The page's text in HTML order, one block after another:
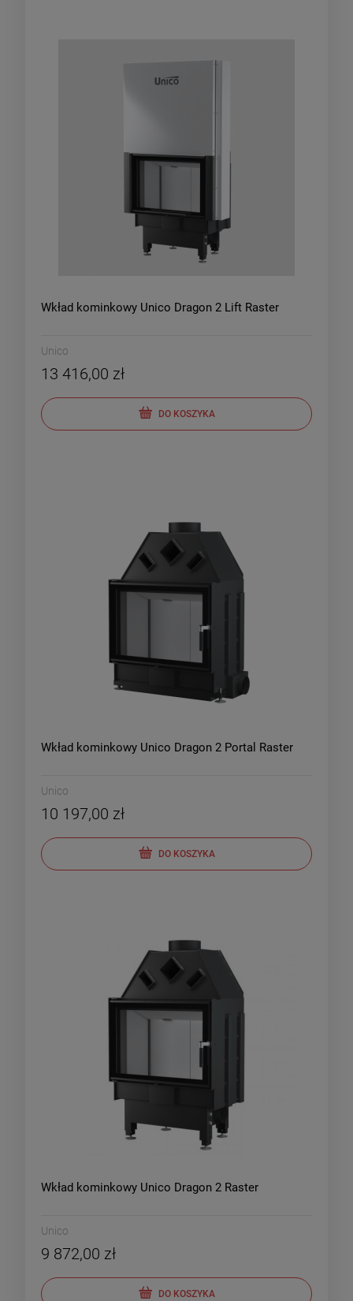
Wkład kominkowy Unico Dragon 2 Lift Raster
Unico
13 416,00 zł
DO KOSZYKA
Wkład kominkowy Unico Dragon 2 Portal Raster
Unico
10 197,00 zł
DO KOSZYKA
Wkład kominkowy Unico Dragon 2 Raster
Unico
9 872,00 zł
DO KOSZYKA